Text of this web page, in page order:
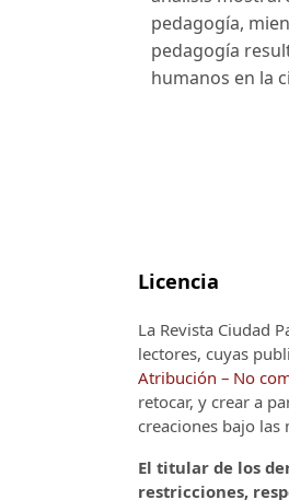
pedagogía,
pedagogía
humanos en la
Licencia
La Revista Ciudad
lectores, cuyas
Atribución – No
retocar, y crear a
creaciones bajo las
El titular de los
restricciones,